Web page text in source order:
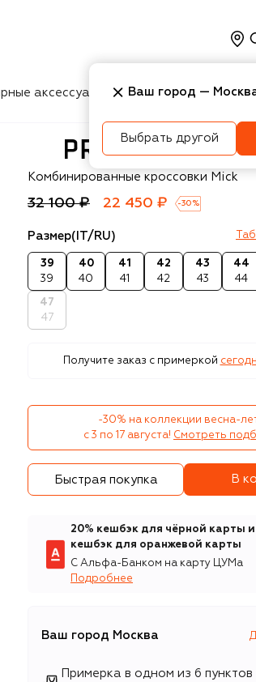
аксессуары Косметика
Premiata
Комбинированные кроссовки Mick
32 100 ₽ 22 450 ₽ -30 %
Размер(IT/RU)
39
39
40
40
41
41
42
42
43
43
44
44
47
47
Получите заказ с примеркой
-30% на коллекции весна-
с 3 по 17 августа! Смотреть
Быстрая покупка В
20% кешбэк для чёрной карты и
кешбэк для оранжевой карты
С Альфа-Банком на карту ЦУМа
Подробнее
Ваш город Москва
Примерка в одном из 6 пунктов
Ваш город —
Выбрать другой